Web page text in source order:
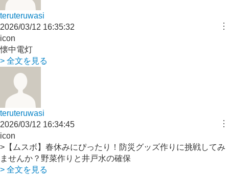
teruteruwasi
︙
2026/03/12 16:35:32
icon
懐中電灯
> 全文を見る
teruteruwasi
︙
2026/03/12 16:34:45
icon
>【ムスボ】春休みにぴったり！防災グッズ作りに挑戦してみ
ませんか？野菜作りと井戸水の確保
> 全文を見る